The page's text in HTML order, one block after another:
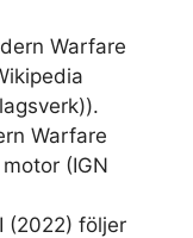
Warfare
Warfare
(IGN
(2022) följer